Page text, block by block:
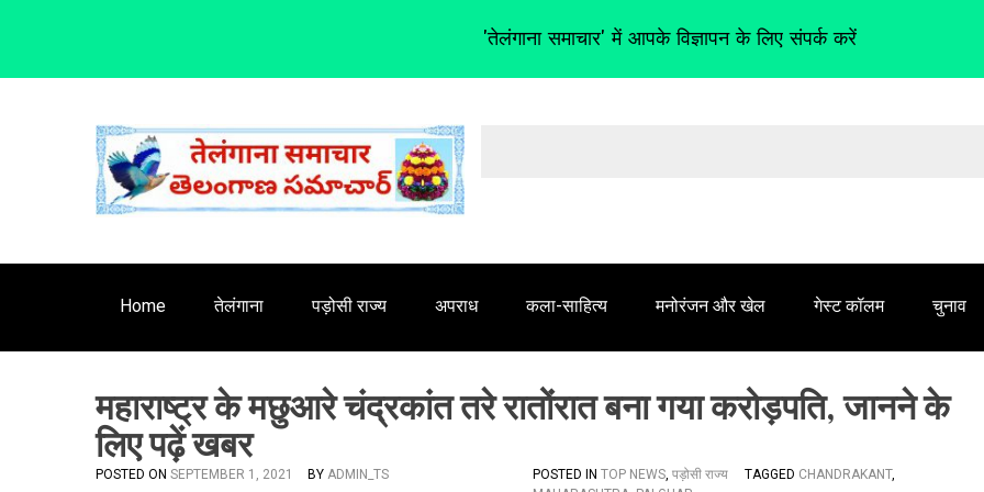
e
Home तेलंगाना पड़ोसी राज्य अपराध कला-साहित्य मनोरंजन और खेल गेस्ट कॉलम चुनाव
महाराष्‍ट्र के मछुआरे चंद्रकांत तरे रातोंरात बना गया करोड़पति, जानने के
लिए पढ़ें खबर
POSTED ON SEPTEMBER 1, 2021 BY ADMIN_TS POSTED IN TOP NEWS, पड़ोसी राज्य TAGGED CHANDRAKANT,
'तेलंगाना समाचार' में आपके विज्ञापन के लिए संपर्क करें